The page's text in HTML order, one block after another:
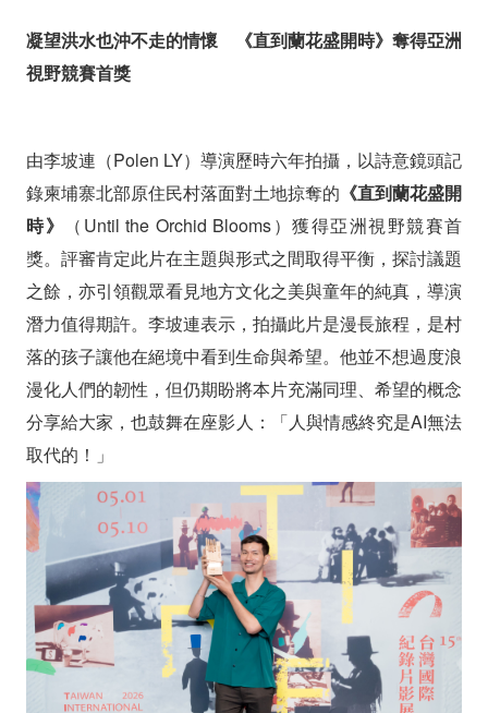
凝望洪水也沖不走的情懷 《直到蘭花盛開時》奪得亞洲
視野競賽首獎
由李坡連（Polen LY）導演歷時六年拍攝，以詩意鏡頭記
錄柬埔寨北部原住民村落面對土地掠奪的 《直到蘭花盛開
時》
（Until the Orchid Blooms）獲得亞洲視野競賽首
獎。評審肯定此片在主題與形式之間取得平衡，探討議題
之餘，亦引領觀眾看見地方文化之美與童年的純真，導演
潛力值得期許。 李坡連表示，拍攝此片是漫長旅程，是村
落的孩子讓他在絕境中看到生命與希望。他並不想過度浪
漫化人們的韌性，但仍期盼將本片充滿同理、希望的概念
分享給大家，也鼓舞在座影人：「人與情感終究是AI無法
取代的！」